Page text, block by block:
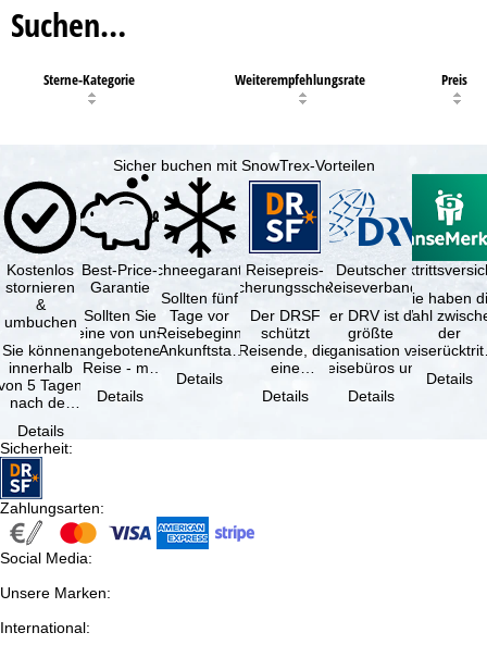
Suchen…
Sterne-Kategorie Weiterempfehlungsrate Preis
Sicher buchen mit SnowTrex-Vorteilen
Kostenlos
stornieren
&
umbuchen
Sie können
innerhalb
5 Tagen
nach der
kostenfrei
…
Details
Best-Price-
Garantie
Sollten Sie
eine von uns
angebotene
Reise - mit
Verfügbarkeit
Details
Schneegarantie
Sollten fünf
Tage vor
Reisebeginn
(Ankunftstag)
aufgrund von
Schneemangel
Details
Reisepreis-
Sicherungsschein
Der DRSF
schützt
Reisende, die
eine
oder
Details
Deutscher
Reiseverband
Der DRV ist die
größte
Organisation von
Reisebüros und
Reiseveranstaltern
in …
Details
Sie haben
Wahl
der
(inklusive
Details
Sicherheit:
Zahlungsarten:
Social Media:
Unsere Marken:
International: